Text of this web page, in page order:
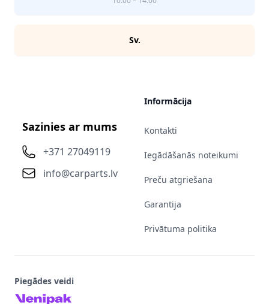
Sv.
Sazinies ar mums
+371 27049119
info@carparts.lv
Informācija
Kontakti
Iegādāšanās noteikumi
Preču atgriešana
Garantija
Privātuma politika
Piegādes veidi